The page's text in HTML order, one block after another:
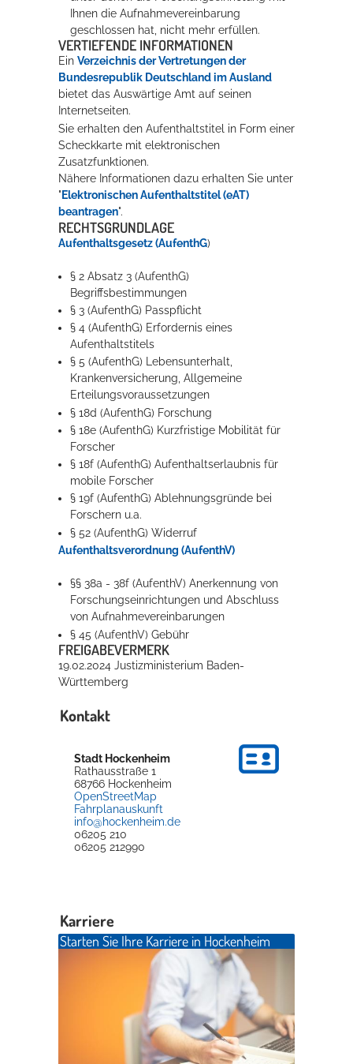
Ihnen die Aufnahmevereinbarung
geschlossen hat, nicht mehr erfüllen.
VERTIEFENDE INFORMATIONEN
Ein Verzeichnis der Vertretungen der
Bundesrepublik Deutschland im Ausland
bietet das Auswärtige Amt auf seinen
Internetseiten.
Sie erhalten den Aufenthaltstitel in Form einer
Scheckkarte mit elektronischen
Zusatzfunktionen.
Nähere Informationen dazu erhalten Sie unter
"Elektronischen Aufenthaltstitel (eAT)
beantragen".
RECHTSGRUNDLAGE
Aufenthaltsgesetz (AufenthG)
§ 2 Absatz 3 (AufenthG)
Begriffsbestimmungen
§ 3 (AufenthG) Passpflicht
§ 4 (AufenthG) Erfordernis eines
Aufenthaltstitels
§ 5 (AufenthG) Lebensunterhalt,
Krankenversicherung, Allgemeine
Erteilungsvoraussetzungen
§ 18d (AufenthG) Forschung
§ 18e (AufenthG) Kurzfristige Mobilität für
Forscher
§ 18f (AufenthG) Aufenthaltserlaubnis für
mobile Forscher
§ 19f (AufenthG) Ablehnungsgründe bei
Forschern u.a.
§ 52 (AufenthG) Widerruf
Aufenthaltsverordnung (AufenthV)
§§ 38a - 38f (AufenthV) Anerkennung von
Forschungseinrichtungen und Abschluss
von Aufnahmevereinbarungen
§ 45 (AufenthV) Gebühr
FREIGABEVERMERK
19.02.2024 Justizministerium Baden-
Württemberg
Kontakt
Stadt Hockenheim
Rathausstraße 1
68766 Hockenheim
OpenStreetMap
Fahrplanauskunft
info@hockenheim.de
06205 210
06205 212990
Karriere
Starten Sie Ihre Karriere in Hockenheim